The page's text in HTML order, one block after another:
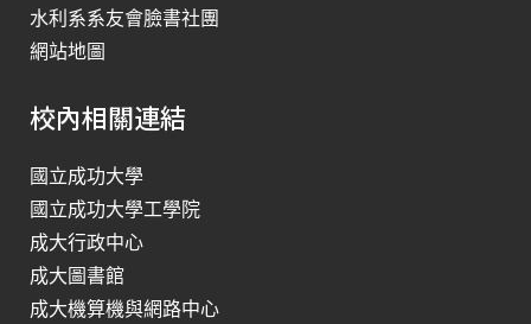
水利系系友會臉書社團
網站地圖
校內相關連結
國立成功大學
國立成功大學工學院
成大行政中心
成大圖書館
成大機算機與網路中心